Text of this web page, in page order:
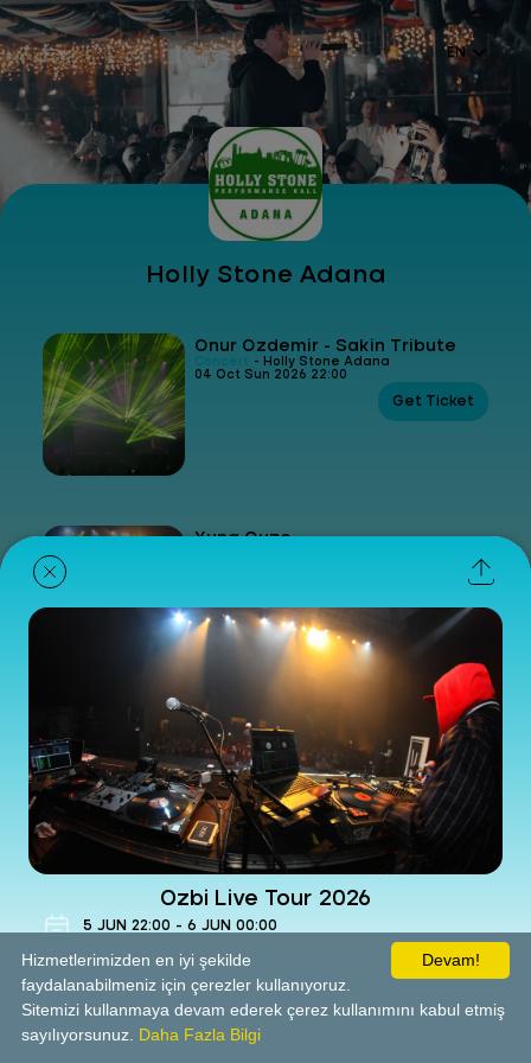
EN
Holly Stone Adana
Onur Özdemir - Sakin Tribute
Concert - Holly Stone Adana
04 Oct Sun 2026 22:00
Get Ticket
Yung Ouzo
Ogün Sanlısoy
Concert
- Holly Stone Adana
11 Dec Fri 2026 21:00
Get Ticket
Ozbi Live Tour 2026
5 JUN 22:00 - 6 JUN 00:00
Concert
Holly Stone Adana
Devam!
Hizmetlerimizden en iyi şekilde
faydalanabilmeniz için çerezler kullanıyoruz.
Sitemizi kullanmaya devam ederek çerez kullanımını kabul etmiş
sayılıyorsunuz. Daha Fazla Bilgi